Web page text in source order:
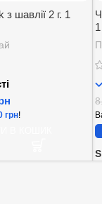
шавлії 2 г. 1
грн!